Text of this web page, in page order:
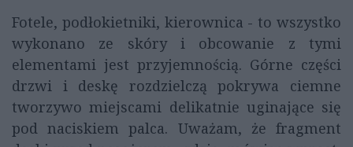
Fotele, podłokietniki, kierownica - to wszystko
wykonano ze skóry i obcowanie z tymi
elementami jest przyjemnością. Górne części
drzwi i deskę rozdzielczą pokrywa ciemne
tworzywo miejscami delikatnie uginające się
pod naciskiem palca. Uważam, że fragment